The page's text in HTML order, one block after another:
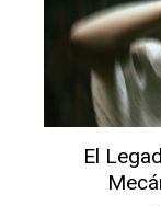
El